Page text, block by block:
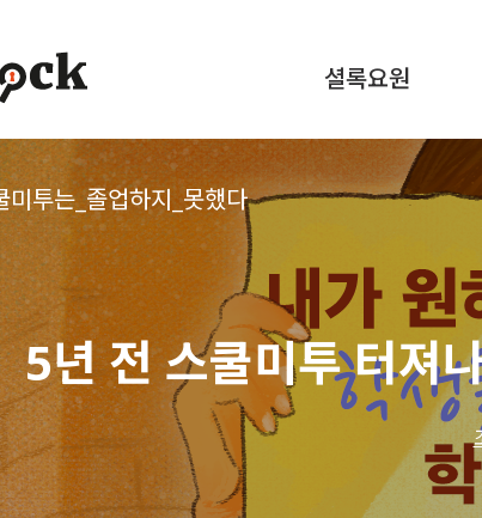
셜록요원
투는_졸업하지_못했다
5년 전 스쿨미투 터져